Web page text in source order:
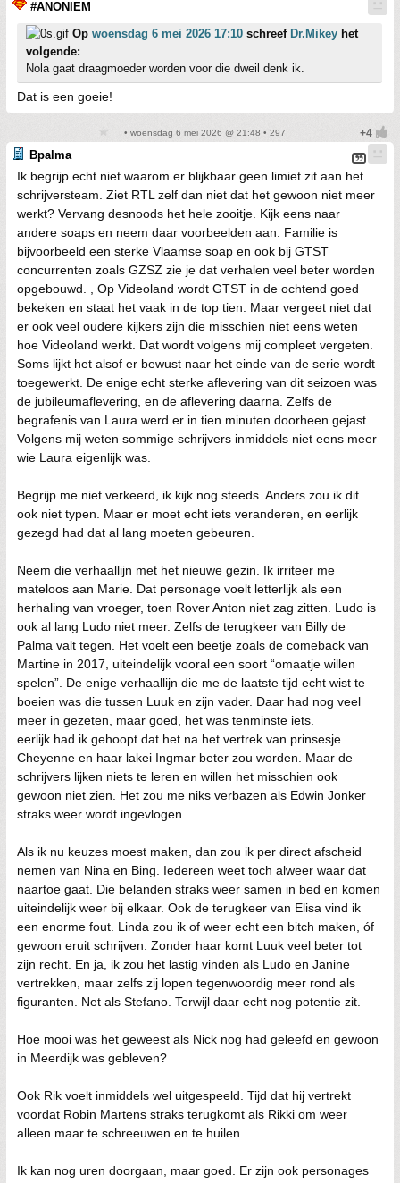
#ANONIEM
Op woensdag 6 mei 2026 17:10 schreef Dr.Mikey het
volgende:
Nola gaat draagmoeder worden voor die dweil denk ik.
Dat is een goeie!
• woensdag 6 mei 2026 @ 21:48 • 297
Bpalma
Ik begrijp echt niet waarom er blijkbaar geen limiet zit aan het
schrijversteam. Ziet RTL zelf dan niet dat het gewoon niet meer
werkt? Vervang desnoods het hele zooitje. Kijk eens naar
andere soaps en neem daar voorbeelden aan. Familie is
bijvoorbeeld een sterke Vlaamse soap en ook bij GTST
concurrenten zoals GZSZ zie je dat verhalen veel beter worden
opgebouwd. , Op Videoland wordt GTST in de ochtend goed
bekeken en staat het vaak in de top tien. Maar vergeet niet dat
er ook veel oudere kijkers zijn die misschien niet eens weten
hoe Videoland werkt. Dat wordt volgens mij compleet vergeten.
Soms lijkt het alsof er bewust naar het einde van de serie wordt
toegewerkt. De enige echt sterke aflevering van dit seizoen was
de jubileumaflevering, en de aflevering daarna. Zelfs de
begrafenis van Laura werd er in tien minuten doorheen gejast.
Volgens mij weten sommige schrijvers inmiddels niet eens meer
wie Laura eigenlijk was.
Begrijp me niet verkeerd, ik kijk nog steeds. Anders zou ik dit
ook niet typen. Maar er moet echt iets veranderen, en eerlijk
gezegd had dat al lang moeten gebeuren.
Neem die verhaallijn met het nieuwe gezin. Ik irriteer me
mateloos aan Marie. Dat personage voelt letterlijk als een
herhaling van vroeger, toen Rover Anton niet zag zitten. Ludo is
ook al lang Ludo niet meer. Zelfs de terugkeer van Billy de
Palma valt tegen. Het voelt een beetje zoals de comeback van
Martine in 2017, uiteindelijk vooral een soort “omaatje willen
spelen”. De enige verhaallijn die me de laatste tijd echt wist te
boeien was die tussen Luuk en zijn vader. Daar had nog veel
meer in gezeten, maar goed, het was tenminste iets.
eerlijk had ik gehoopt dat het na het vertrek van prinsesje
Cheyenne en haar lakei Ingmar beter zou worden. Maar de
schrijvers lijken niets te leren en willen het misschien ook
gewoon niet zien. Het zou me niks verbazen als Edwin Jonker
straks weer wordt ingevlogen.
Als ik nu keuzes moest maken, dan zou ik per direct afscheid
nemen van Nina en Bing. Iedereen weet toch alweer waar dat
naartoe gaat. Die belanden straks weer samen in bed en komen
uiteindelijk weer bij elkaar. Ook de terugkeer van Elisa vind ik
een enorme fout. Linda zou ik of weer echt een bitch maken, óf
gewoon eruit schrijven. Zonder haar komt Luuk veel beter tot
zijn recht. En ja, ik zou het lastig vinden als Ludo en Janine
vertrekken, maar zelfs zij lopen tegenwoordig meer rond als
figuranten. Net als Stefano. Terwijl daar echt nog potentie zit.
Hoe mooi was het geweest als Nick nog had geleefd en gewoon
in Meerdijk was gebleven?
Ook Rik voelt inmiddels wel uitgespeeld. Tijd dat hij vertrekt
voordat Robin Martens straks terugkomt als Rikki om weer
alleen maar te schreeuwen en te huilen.
Ik kan nog uren doorgaan, maar goed. Er zijn ook personages